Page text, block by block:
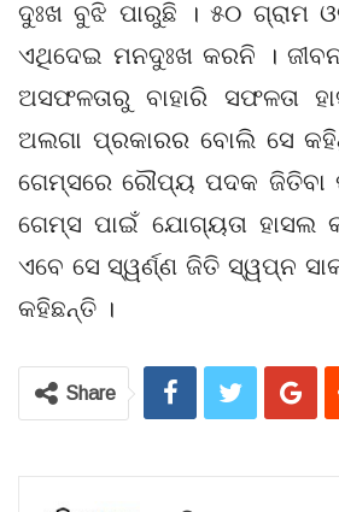
ଦୁଃଖ ବୁଝି ପାରୁଛି । ୫୦ ଗ୍ରାମ
ଏଥିଦେଇ ମନଦୁଃଖ କରନି । ଜୀବନ
ଅସଫଳତାରୁ ବାହାରି ସଫଳତା
ଅଲଗା ପ୍ରକାରର ବୋଲି ସେ
ଗେମ୍ସରେ ରୌପ୍ୟ ପଦକ ଜିତିବା
ଗେମ୍ସ ପାଇଁ ଯୋଗ୍ୟତା ହାସଲ
ଏବେ ସେ ସ୍ୱର୍ଣ୍ଣ ଜିତି ସ୍ୱପ୍ନ
କହିଛନ୍ତି ।
Share